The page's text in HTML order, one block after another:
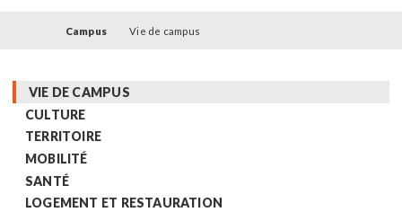
Campus Vie de campus
VIE DE CAMPUS
CULTURE
TERRITOIRE
MOBILITÉ
SANTÉ
LOGEMENT ET RESTAURATION